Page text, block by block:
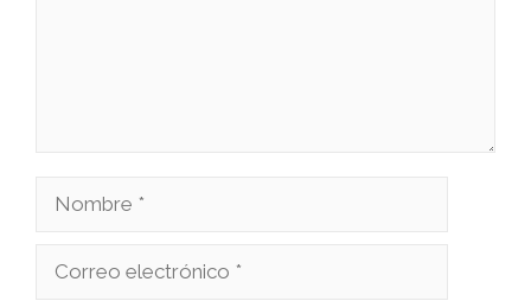
Nombre
Correo